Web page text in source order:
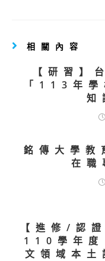
相關內容
【研習】
「113年學
知
銘傳大學
在職
【進修/認
110學年度
文領域本土